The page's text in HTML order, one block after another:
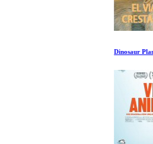
Dinosaur Planet: El Viaje de Cresta Blanca